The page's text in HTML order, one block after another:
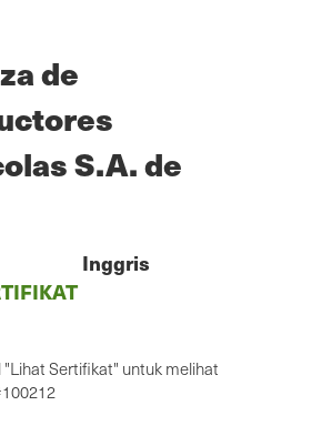
de
S.A. de
Inggris
"Lihat Sertifikat" untuk melihat